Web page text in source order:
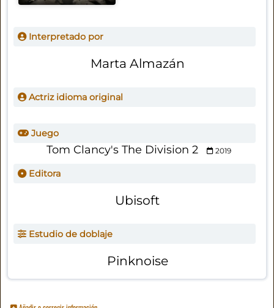
Interpretado por
Marta Almazán
Actriz idioma original
Juego
Tom Clancy's The Division 2 2019
Editora
Ubisoft
Estudio de doblaje
Pinknoise